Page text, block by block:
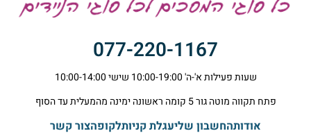
077-220-1167
שעות פעילות א'-ה' 10:00-19:00 שישי 10:00-14:00
פתח תקווה מוטה גור 5 קומה ראשונה ימינה מהמעלית עד הסוף
אודותהחשבון שליעגלת קניותלקופהצור קשר